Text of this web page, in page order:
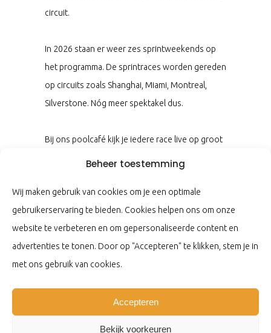
Beheer toestemming
Wij maken gebruik van cookies om je een optimale
gebruikerservaring te bieden. Cookies helpen ons om onze
website te verbeteren en om gepersonaliseerde content en
advertenties te tonen. Door op "Accepteren" te klikken, stem je in
met ons gebruik van cookies.
Accepteren
Bekijk voorkeuren
circuit.
In 2026 staan er weer zes sprintweekends op
het programma. De sprintraces worden gereden
op circuits zoals Shanghai, Miami, Montreal,
Silverstone. Nóg meer spektakel dus.
Bij ons poolcafé kijk je iedere race live op groot
een hapje en dan met z’n allen de spanning van
de Formule 1 beleven – wat wil je nog meer?
Houd onze socialmediakanalen viaFacebook
enInstagramin de gaten voor de tijden.